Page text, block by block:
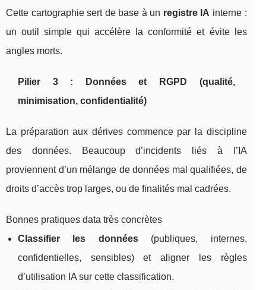
Cette cartographie sert de base à un registre IA interne :
un outil simple qui accélère la conformité et évite les
angles morts.
Pilier 3 : Données et RGPD (qualité,
minimisation, confidentialité)
La préparation aux dérives commence par la discipline
des données. Beaucoup d’incidents liés à l’IA
proviennent d’un mélange de données mal qualifiées, de
droits d’accès trop larges, ou de finalités mal cadrées.
Bonnes pratiques data très concrètes
Classifier les données(publiques, internes,
confidentielles, sensibles) et aligner les règles
d’utilisation IA sur cette classification.